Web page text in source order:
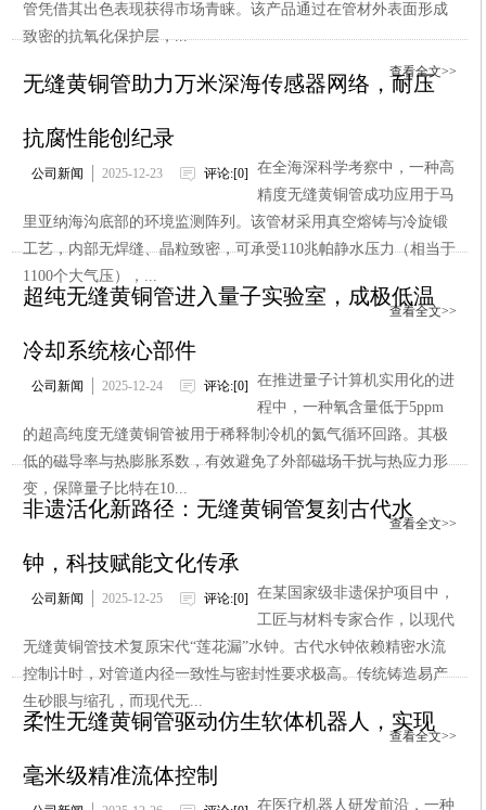
管凭借其出色表现获得市场青睐。该产品通过在管材外表面形成
致密的抗氧化保护层，...
查看全文>>
无缝黄铜管助力万米深海传感器网络，耐压
抗腐性能创纪录
公司新闻 2025-12-23 评论:[0]
在全海深科学考察中，一种高
精度无缝黄铜管成功应用于马
里亚纳海沟底部的环境监测阵列。该管材采用真空熔铸与冷旋锻
工艺，内部无焊缝、晶粒致密，可承受110兆帕静水压力（相当于
1100个大气压），...
查看全文>>
超纯无缝黄铜管进入量子实验室，成极低温
冷却系统核心部件
公司新闻 2025-12-24 评论:[0]
在推进量子计算机实用化的进
程中，一种氧含量低于5ppm
的超高纯度无缝黄铜管被用于稀释制冷机的氦气循环回路。其极
低的磁导率与热膨胀系数，有效避免了外部磁场干扰与热应力形
变，保障量子比特在10...
查看全文>>
非遗活化新路径：无缝黄铜管复刻古代水
钟，科技赋能文化传承
公司新闻 2025-12-25 评论:[0]
在某国家级非遗保护项目中，
工匠与材料专家合作，以现代
无缝黄铜管技术复原宋代“莲花漏”水钟。古代水钟依赖精密水流
控制计时，对管道内径一致性与密封性要求极高。传统铸造易产
生砂眼与缩孔，而现代无...
查看全文>>
柔性无缝黄铜管驱动仿生软体机器人，实现
毫米级精准流体控制
在医疗机器人研发前沿，一种